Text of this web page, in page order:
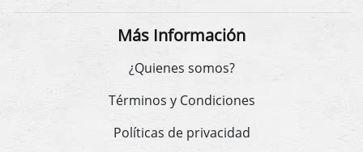
Más Información
¿Quienes somos?
Términos y Condiciones
Políticas de privacidad